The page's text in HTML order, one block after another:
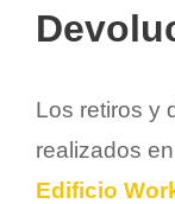
Los retiros y
realizados
Edificio